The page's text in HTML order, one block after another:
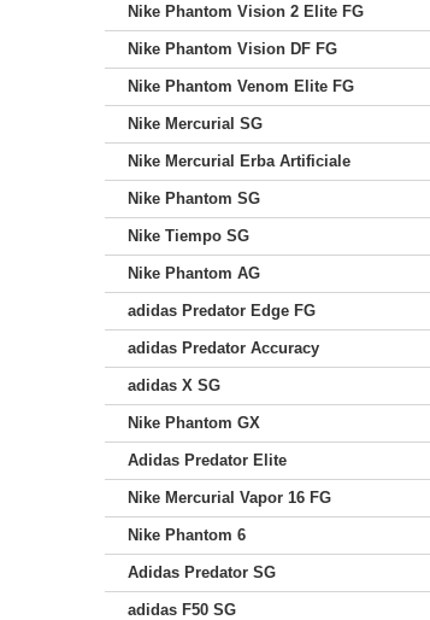
Nike Phantom Vision 2 Elite FG
Nike Phantom Vision DF FG
Nike Phantom Venom Elite FG
Nike Mercurial SG
Nike Mercurial Erba Artificiale
Nike Phantom SG
Nike Tiempo SG
Nike Phantom AG
adidas Predator Edge FG
adidas Predator Accuracy
adidas X SG
Nike Phantom GX
Adidas Predator Elite
Nike Mercurial Vapor 16 FG
Nike Phantom 6
Adidas Predator SG
adidas F50 SG